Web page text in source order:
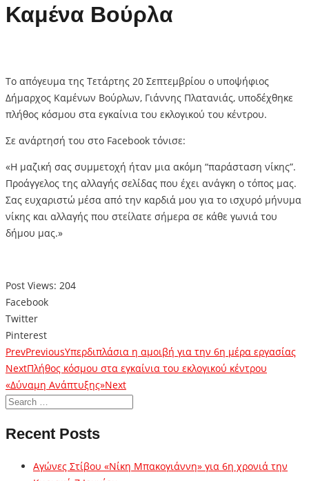
Καμένα Βούρλα
Το απόγευμα της Τετάρτης 20 Σεπτεμβρίου ο υποψήφιος
Δήμαρχος Καμένων Βούρλων, Γιάννης Πλατανιάς, υποδέχθηκε
πλήθος κόσμου στα εγκαίνια του εκλογικού του κέντρου.
Σε ανάρτησή του στο Facebook τόνισε:
«Η μαζική σας συμμετοχή ήταν μια ακόμη “παράσταση νίκης”.
Προάγγελος της αλλαγής σελίδας που έχει ανάγκη ο τόπος μας.
Σας ευχαριστώ μέσα από την καρδιά μου για το ισχυρό μήνυμα
νίκης και αλλαγής που στείλατε σήμερα σε κάθε γωνιά του
δήμου μας.»
Post Views: 204
Facebook
Twitter
Pinterest
PrevPreviousΥπερδιπλάσια η αμοιβή για την 6η μέρα εργασίας
NextΠλήθος κόσμου στα εγκαίνια του εκλογικού κέντρου
«Δύναμη Ανάπτυξης»Next
Recent Posts
Αγώνες Στίβου «Νίκη Μπακογιάννη» για 6η χρονιά την